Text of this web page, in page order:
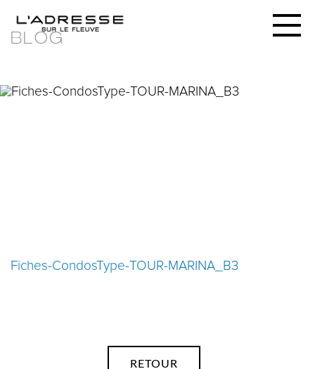
BLOG
Fiches-CondosType-TOUR-MARINA_B3
RETOUR